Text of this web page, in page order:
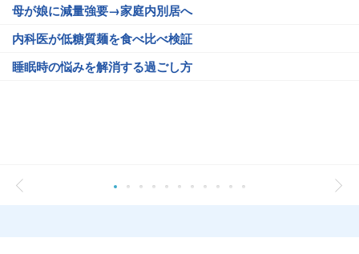
母が娘に減量強要→家庭内別居へ
内科医が低糖質麺を食べ比べ検証
睡眠時の悩みを解消する過ごし方